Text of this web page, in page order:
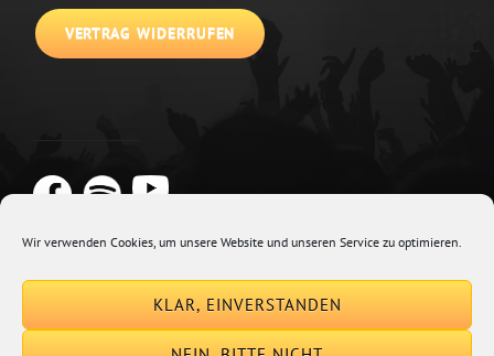
Wir verwenden Cookies, um unsere Website und unseren Service zu optimieren.
KLAR, EINVERSTANDEN
VERTRAG WIDERRUFEN
Euphony By Catch Themes